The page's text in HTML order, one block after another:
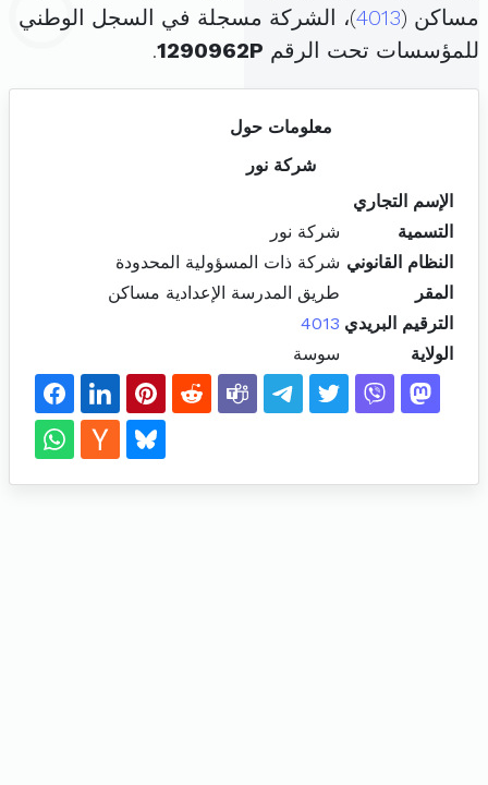
مساكن (4013)، الشركة مسجلة في السجل الوطني
للمؤسسات تحت الرقم 1290962P
.
معلومات حول
شركة نور
الإسم التجاري
التسمية
شركة نور
النظام القانوني شركة ذات المسؤولية المحدودة
المقر
طريق المدرسة الإعدادية مساكن
الترقيم البريدي 4013
الولاية
سوسة